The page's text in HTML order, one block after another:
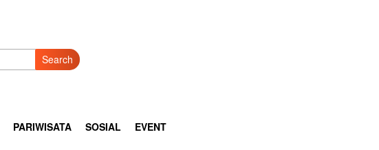
Search
PARIWISATA SOSIAL EVENT